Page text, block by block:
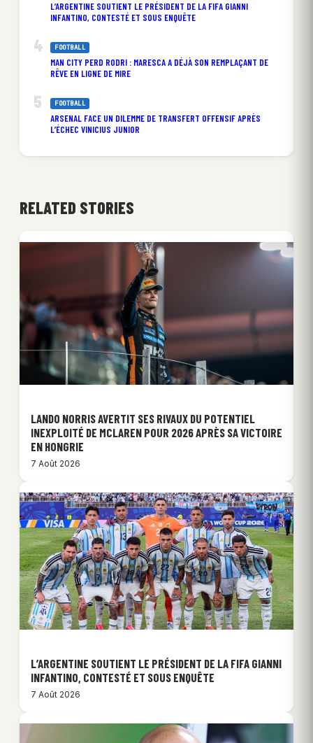
L’ARGENTINE SOUTIENT LE PRÉSIDENT DE LA FIFA GIANNI
INFANTINO, CONTESTÉ ET SOUS ENQUÊTE
FOOTBALL
MAN CITY PERD RODRI : MARESCA A DÉJÀ SON REMPLAÇANT DE
RÊVE EN LIGNE DE MIRE
FOOTBALL
ARSENAL FACE UN DILEMME DE TRANSFERT OFFENSIF APRÈS
L’ÉCHEC VINICIUS JUNIOR
RELATED STORIES
LANDO NORRIS AVERTIT SES RIVAUX DU POTENTIEL
INEXPLOITÉ DE MCLAREN POUR 2026 APRÈS SA VICTOIRE
EN HONGRIE
7 Août 2026
L’ARGENTINE SOUTIENT LE PRÉSIDENT DE LA FIFA GIANNI
INFANTINO, CONTESTÉ ET SOUS ENQUÊTE
7 Août 2026